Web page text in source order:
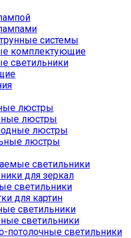
системы
комплектующие
светильники
люстры
люстры
люстры
люстры
светильники
для зеркал
светильники
для картин
светильники
светильники
потолочные светильники